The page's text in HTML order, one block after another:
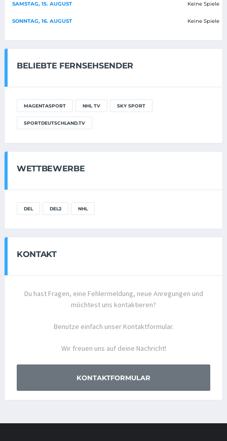
SAMSTAG, 15. AUGUST Keine Spiele
SONNTAG, 16. AUGUST Keine Spiele
BELIEBTE FERNSEHSENDER
MAGENTASPORT NHL TV SKY SPORT
SPORTDEUTSCHLAND.TV
WETTBEWERBE
DEL DEL2 NHL
KONTAKT
Du hast Fragen, eine Fehlermeldung, neue Anregungen und
möchtest uns kontaktieren?
Benutze einfach unser Kontaktformular.
Wir freuen uns auf deine Nachricht!
KONTAKTFORMULAR